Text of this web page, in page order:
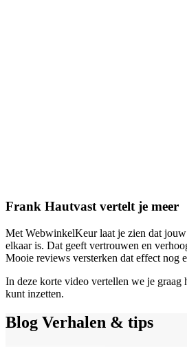
Frank Hautvast vertelt je meer
Met WebwinkelKeur laat je zien dat
elkaar is. Dat geeft vertrouwen en
Mooie reviews versterken dat effect nog
In deze korte video vertellen we je
kunt inzetten.
Blog Verhalen & tips